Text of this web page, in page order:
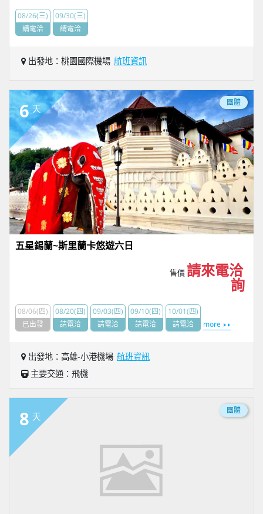
08/26(三)
請電洽
09/30(三)
請電洽
出發地：桃園國際機場 航班資訊
6 天
團體
五星錫蘭~斯里蘭卡悠遊六日
售價 請來電洽
詢
08/06(四)
已出發
08/20(四)
請電洽
09/03(四)
請電洽
09/10(四)
請電洽
10/01(四)
請電洽
more
出發地：高雄-小港機場 航班資訊
主要交通：飛機
8 天
團體